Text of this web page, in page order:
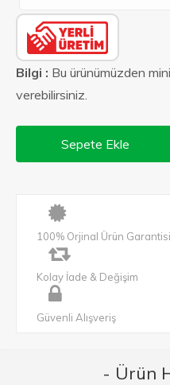
Bilgi : Bu ürünümüzden
verebilirsiniz.
Sepete Ekle
100% Orjinal Ürün Garantisi
Kolay İade & Değişim
Güvenli Alışveriş
- Ürün